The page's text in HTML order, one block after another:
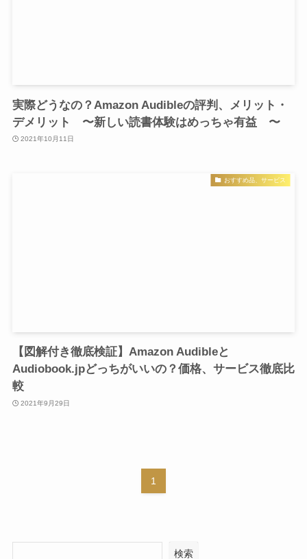
実際どうなの？Amazon Audibleの評判、メリット・
デメリット 〜新しい読書体験はめっちゃ有益 〜
2021年10月11日
おすすめ品、サービス
【図解付き徹底検証】Amazon Audibleと
Audiobook.jpどっちがいいの？価格、サービス徹底比
較
2021年9月29日
1
検索